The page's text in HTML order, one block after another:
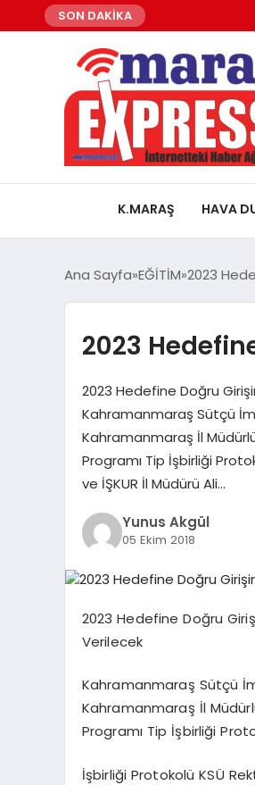
SON DAKİKA
K.MARAŞ HAVA
Ana Sayfa EĞİTİM 2023
2023
2023 Hedefine Doğru
Kahramanmaraş Sütçü
Kahramanmaraş İl
Programı Tip İşbirliği
ve İŞKUR İl Müdürü Ali…
Yunus Akgül
05 Ekim 2018
2023 Hedefine Doğru
Verilecek
Kahramanmaraş Sütçü
Kahramanmaraş İl
Programı Tip İşbirliği
İşbirliği Protokolü KSÜ